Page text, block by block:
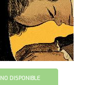
NO DISPONIBLE